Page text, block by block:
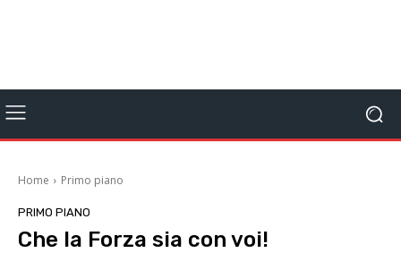
Home Primo piano
PRIMO PIANO
Che la Forza sia con voi!